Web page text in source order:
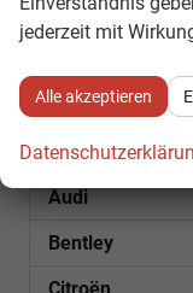
Fahrzeugnr.
SOFORT
Audi
Bentley
jederzeit mit
Alle akzeptieren